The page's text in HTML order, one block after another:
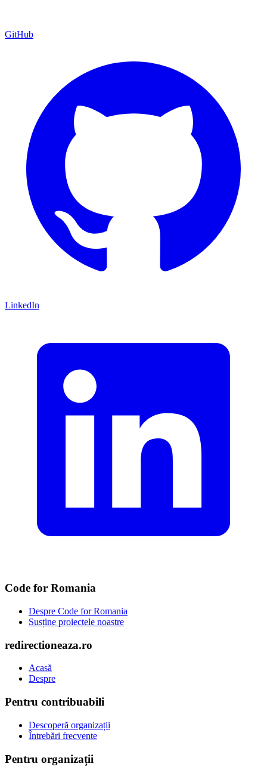
GitHub
LinkedIn
Code for Romania
Despre Code for Romania
Susține proiectele noastre
redirectioneaza.ro
Acasă
Despre
Pentru contribuabili
Descoperă organizații
Întrebări frecvente
Pentru organizații